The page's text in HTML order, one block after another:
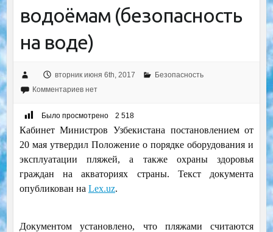
водоёмам (безопасность
на воде)
вторник июня 6th, 2017
Безопасность
Комментариев нет
Было просмотрено 2 518
Кабинет Министров Узбекистана постановлением от
20 мая утвердил Положение о порядке оборудования и
эксплуатации пляжей, а также охраны здоровья
граждан на акваториях страны. Текст документа
опубликован на Lex.uz.
Документом установлено, что пляжами считаются